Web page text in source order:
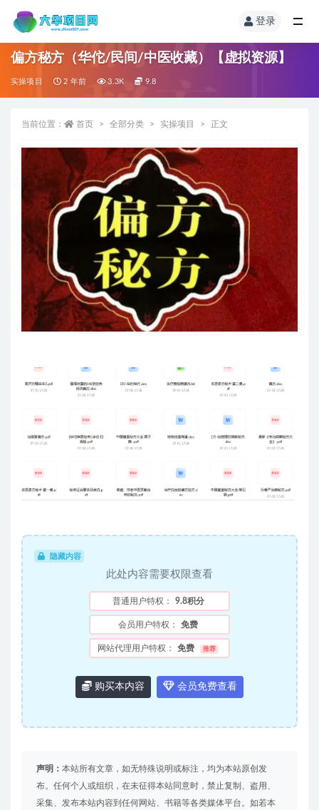
登录
偏方秘方（华佗/民间/中医收藏）【虚拟资源】
实操项目 2 年前 3.3K 9.8
当前位置： 首页 全部分类 实操项目 正文
隐藏内容
此处内容需要权限查看
普通用户特权： 9.8积分
会员用户特权： 免费
网站代理用户特权： 免费 推荐
购买本内容 会员免费查看
声明： 本站所有文章，如无特殊说明或标注，均为本站原创发
布。任何个人或组织，在未征得本站同意时，禁止复制、盗用、
采集、发布本站内容到任何网站、书籍等各类媒体平台。如若本